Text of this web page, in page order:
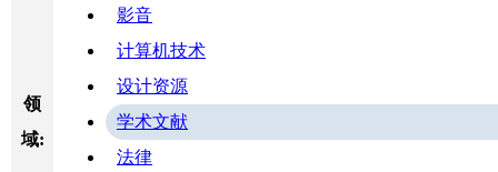
领
域:
影音
计算机技术
设计资源
学术文献
法律